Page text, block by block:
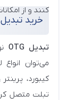
کنند و از
خرید تبدیل OTG
تبدیل OTG
می‌توان
کیبورد،
تبلت متصل